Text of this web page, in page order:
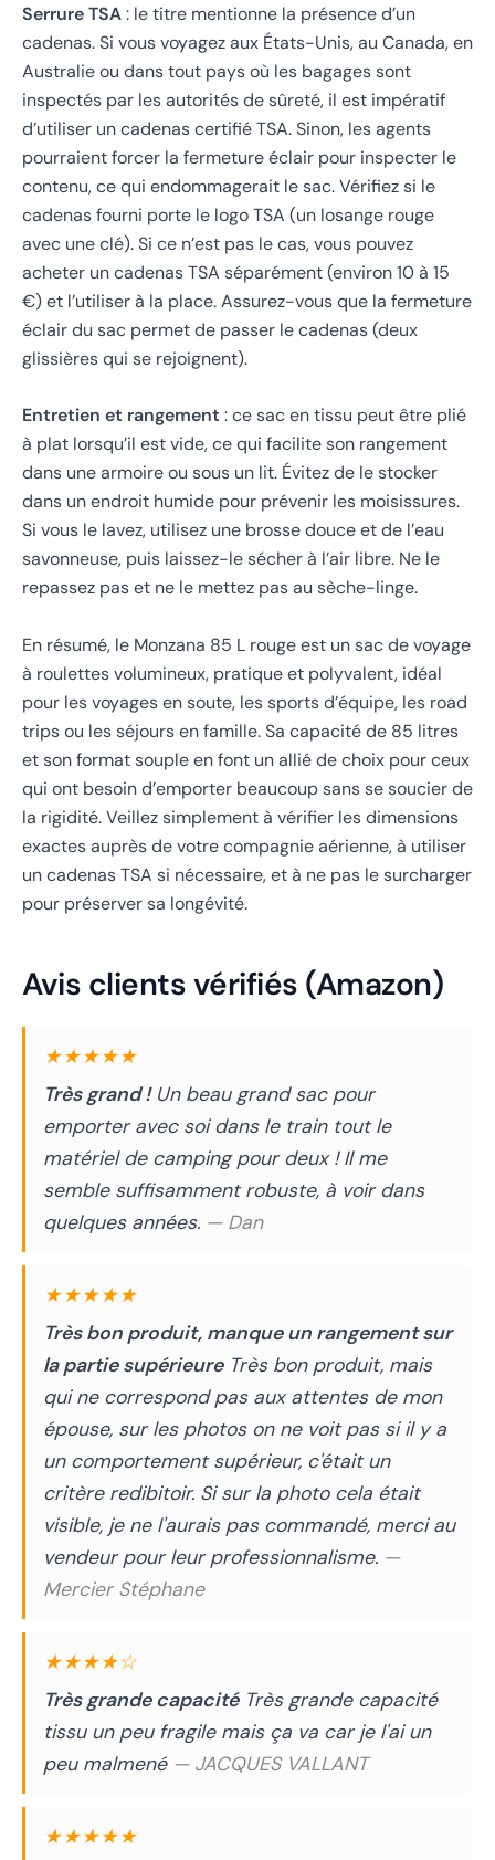
Serrure TSA: le titre mentionne la présence d’un
cadenas. Si vous voyagez aux États-Unis, au Canada, en
Australie ou dans tout pays où les bagages sont
inspectés par les autorités de sûreté, il est impératif
d’utiliser un cadenas certifié TSA. Sinon, les agents
pourraient forcer la fermeture éclair pour inspecter le
contenu, ce qui endommagerait le sac. Vérifiez si le
cadenas fourni porte le logo TSA (un losange rouge
avec une clé). Si ce n’est pas le cas, vous pouvez
acheter un cadenas TSA séparément (environ 10 à 15
€) et l’utiliser à la place. Assurez-vous que la fermeture
éclair du sac permet de passer le cadenas (deux
glissières qui se rejoignent).
Entretien et rangement : ce sac en tissu peut être plié
à plat lorsqu’il est vide, ce qui facilite son rangement
dans une armoire ou sous un lit. Évitez de le stocker
dans un endroit humide pour prévenir les moisissures.
Si vous le lavez, utilisez une brosse douce et de l’eau
savonneuse, puis laissez-le sécher à l’air libre. Ne le
repassez pas et ne le mettez pas au sèche-linge.
En résumé, le Monzana 85 L rouge est un sac de voyage
à roulettes volumineux, pratique et polyvalent, idéal
pour les voyages en soute, les sports d’équipe, les road
trips ou les séjours en famille. Sa capacité de 85 litres
et son format souple en font un allié de choix pour ceux
qui ont besoin d’emporter beaucoup sans se soucier de
la rigidité. Veillez simplement à vérifier les dimensions
exactes auprès de votre compagnie aérienne, à utiliser
un cadenas TSA si nécessaire, et à ne pas le surcharger
pour préserver sa longévité.
Avis clients vérifiés (Amazon)
★★★★★
Très grand !Un beau grand sac pour
emporter avec soi dans le train tout le
matériel de camping pour deux ! Il me
semble suffisamment robuste, à voir dans
quelques années. — Dan
★★★★★
Très bon produit, manque un rangement sur
la partie supérieureTrès bon produit, mais
qui ne correspond pas aux attentes de mon
épouse, sur les photos on ne voit pas si il y a
un comportement supérieur, c'était un
critère redibitoir. Si sur la photo cela était
visible, je ne l'aurais pas commandé, merci au
vendeur pour leur professionnalisme. —
Mercier Stéphane
★★★★☆
Très grande capacitéTrès grande capacité
tissu un peu fragile mais ça va car je l'ai un
peu malmené — JACQUES VALLANT
★★★★★